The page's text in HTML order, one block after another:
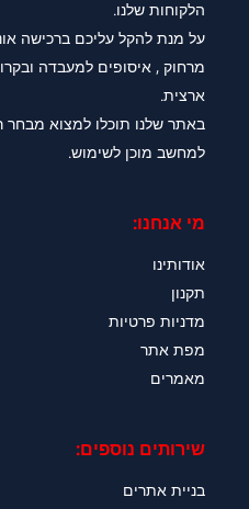
הלקוחות שלנו.
על מנת להקל עליכם ברכישה
מרחוק , איסופים למעבדה
ארצית.
באתר שלנו תוכלו למצוא
למחשב מוכן לשימוש.
מי אנחנו:
אודותינו
תקנון
מדניות פרטיות
מפת אתר
מאמרים
שירותים נוספים:
בניית אתרים